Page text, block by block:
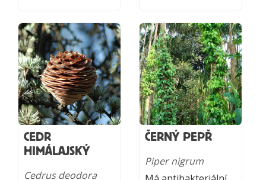
CEDR
HIMÁLAJSKÝ
Cedrus deodora
ČERNÝ PEPŘ
Piper nigrum